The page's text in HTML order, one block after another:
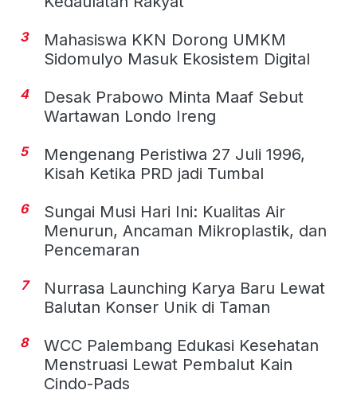
3
Mahasiswa KKN Dorong UMKM
Sidomulyo Masuk Ekosistem Digital
4
Desak Prabowo Minta Maaf Sebut
Wartawan Londo Ireng
5
Mengenang Peristiwa 27 Juli 1996,
Kisah Ketika PRD jadi Tumbal
6
Sungai Musi Hari Ini: Kualitas Air
Menurun, Ancaman Mikroplastik, dan
Pencemaran
7
Nurrasa Launching Karya Baru Lewat
Balutan Konser Unik di Taman
8
WCC Palembang Edukasi Kesehatan
Menstruasi Lewat Pembalut Kain
Cindo-Pads